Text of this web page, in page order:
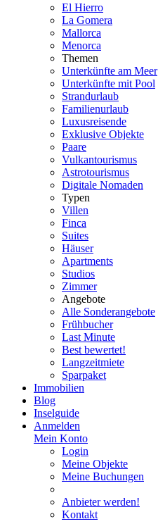
El Hierro
La Gomera
Mallorca
Menorca
Themen
Unterkünfte am Meer
Unterkünfte mit Pool
Strandurlaub
Familienurlaub
Luxusreisende
Exklusive Objekte
Paare
Vulkantourismus
Astrotourismus
Digitale Nomaden
Typen
Villen
Finca
Suites
Häuser
Apartments
Studios
Zimmer
Angebote
Alle Sonderangebote
Frühbucher
Last Minute
Best bewertet!
Langzeitmiete
Sparpaket
Immobilien
Blog
Inselguide
Anmelden
Mein Konto
Login
Meine Objekte
Meine Buchungen
Anbieter werden!
Kontakt